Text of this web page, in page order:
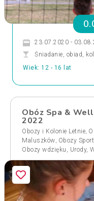
23.07.2020 -
Śniadanie, obiad,
Wiek: 12 - 16 lat
Obóz Spa &
2022
Obozy i Kolonie Letnie,
Maluszków, Obozy
Obozy wdzięku, Urody,